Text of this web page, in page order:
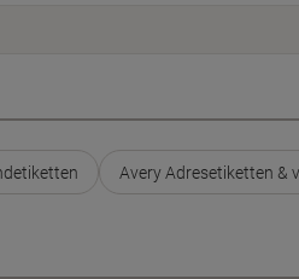
Avery Adresetiketten &